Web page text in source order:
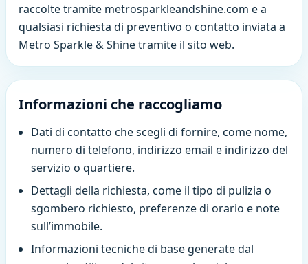
raccolte tramite metrosparkleandshine.com e a
qualsiasi richiesta di preventivo o contatto inviata a
Metro Sparkle & Shine tramite il sito web.
Informazioni che raccogliamo
Dati di contatto che scegli di fornire, come nome,
numero di telefono, indirizzo email e indirizzo del
servizio o quartiere.
Dettagli della richiesta, come il tipo di pulizia o
sgombero richiesto, preferenze di orario e note
sull’immobile.
Informazioni tecniche di base generate dal